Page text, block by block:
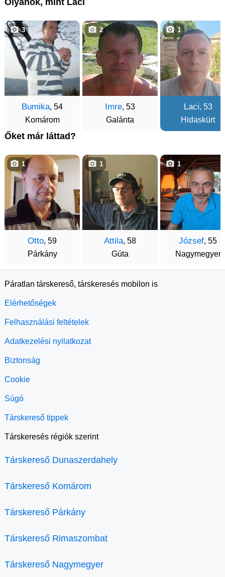
Bumika, 54
Komárom
3
Imre, 53
Galánta
2
Laci, 53
Hidaskürt
1
Őket már láttad?
Otto, 59
Párkány
1
Attila, 58
Gúta
1
József, 55
Nagymegyer
1
Páratlan társkereső, társkeresés mobilon is
Elérhetőségek
Felhasználási feltételek
Adatkezelési nyilatkozat
Biztonság
Cookie
Súgó
Társkereső tippek
Társkeresés régiók szerint
Társkereső Dunaszerdahely
Társkereső Komárom
Társkereső Párkány
Társkereső Rimaszombat
Társkereső Nagymegyer